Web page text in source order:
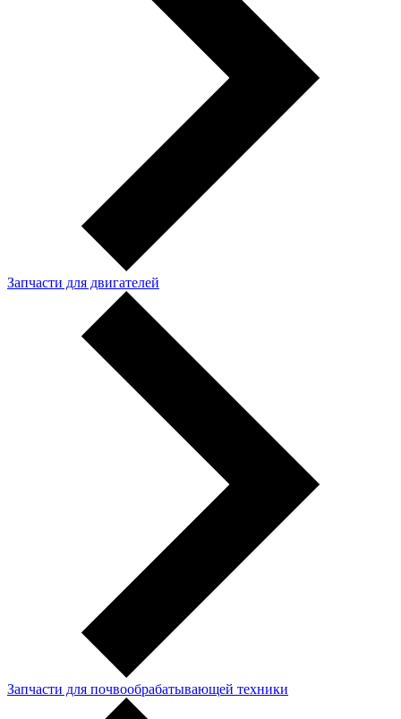
Запчасти для двигателей
Запчасти для почвообрабатывающей техники